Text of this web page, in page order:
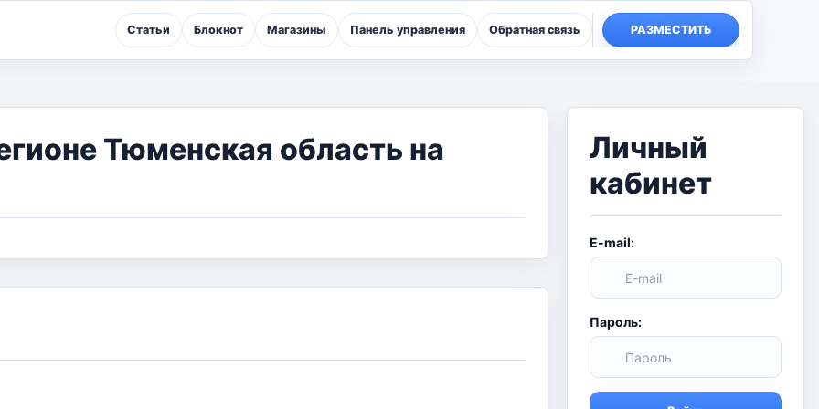
Статьи Блокнот Магазины Панель управления Обратная связь РАЗМЕСТИТЬ
Тюменская область на
Личный
кабинет
E-mail:
Пароль: